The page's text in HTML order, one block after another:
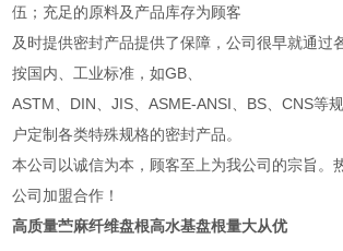
伍；充足的原料及产品库存为顾客
及时提供密封产品提供了保障，公司很早就通过
按国内、工业标准，如GB、
ASTM、DIN、JIS、ASME-ANSI、BS、CNS等
户定制各类特殊规格的密封产品。
本公司以诚信为本，顾客至上为我公司的宗旨。
公司加盟合作！
高质量苎麻纤维盘根高水基盘根量大从优